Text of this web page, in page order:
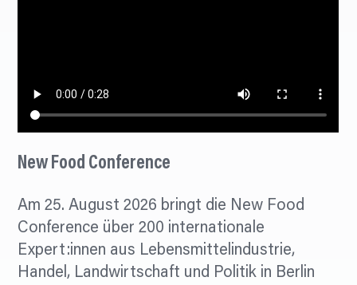
New Food Conference
Am 25. August 2026 bringt die New Food
Conference über 200 internationale
Expert:innen aus Lebensmittelindustrie,
Handel, Landwirtschaft und Politik in Berlin